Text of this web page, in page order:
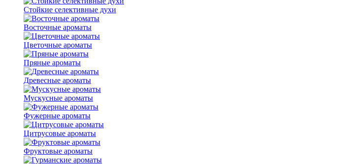
Стойкие селективные духи
Восточные ароматы
Цветочные ароматы
Пряные ароматы
Древесные ароматы
Мускусные ароматы
Фужерные ароматы
Цитрусовые ароматы
Фруктовые ароматы